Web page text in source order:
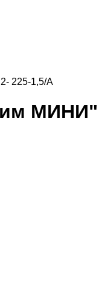
225-1,5/А
МИНИ"